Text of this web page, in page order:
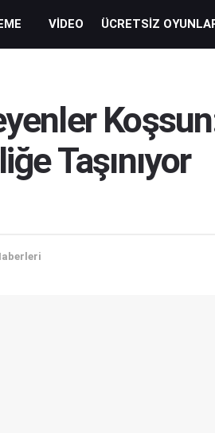
VIDEO ÜCRETSIZ
Taşınıyor